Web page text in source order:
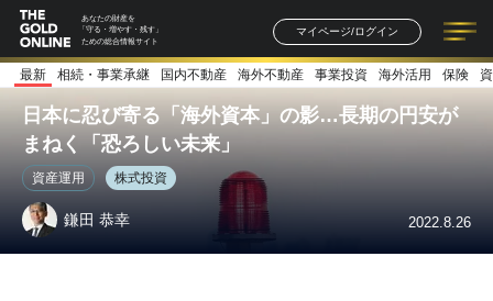
あなたの財産を
「守る・増やす・残す」
ための総合情報サイト
マイページ/ログイン
記事一覧 連載一覧
著者一覧 書籍一覧
最新 相続・事業承継 国内不動産 海外不動産 事業投資 海外活用 保険
日本に忍び寄る「海外資本」の影…長期の円安が
まねく「恐ろしい未来」
資産運用 株式投資
鎌田 恭幸 2022.8.26